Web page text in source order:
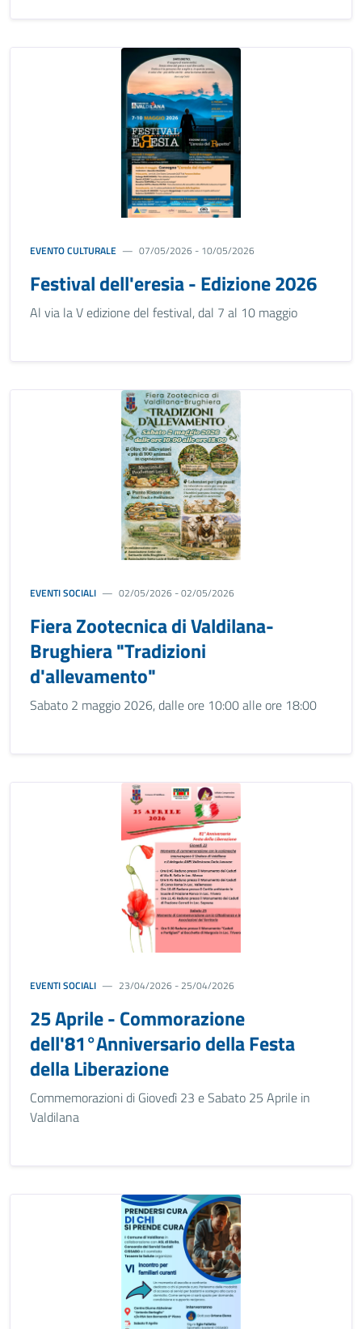
EVENTO CULTURALE 07/05/2026 - 10/05/2026
Festival dell'eresia - Edizione 2026
Al via la V edizione del festival, dal 7 al 10 maggio
EVENTI SOCIALI 02/05/2026 - 02/05/2026
Fiera Zootecnica di Valdilana-
Brughiera "Tradizioni
d'allevamento"
Sabato 2 maggio 2026, dalle ore 10:00 alle ore 18:00
EVENTI SOCIALI 23/04/2026 - 25/04/2026
25 Aprile - Commorazione
dell'81°Anniversario della Festa
della Liberazione
Commemorazioni di Giovedì 23 e Sabato 25 Aprile in
Valdilana